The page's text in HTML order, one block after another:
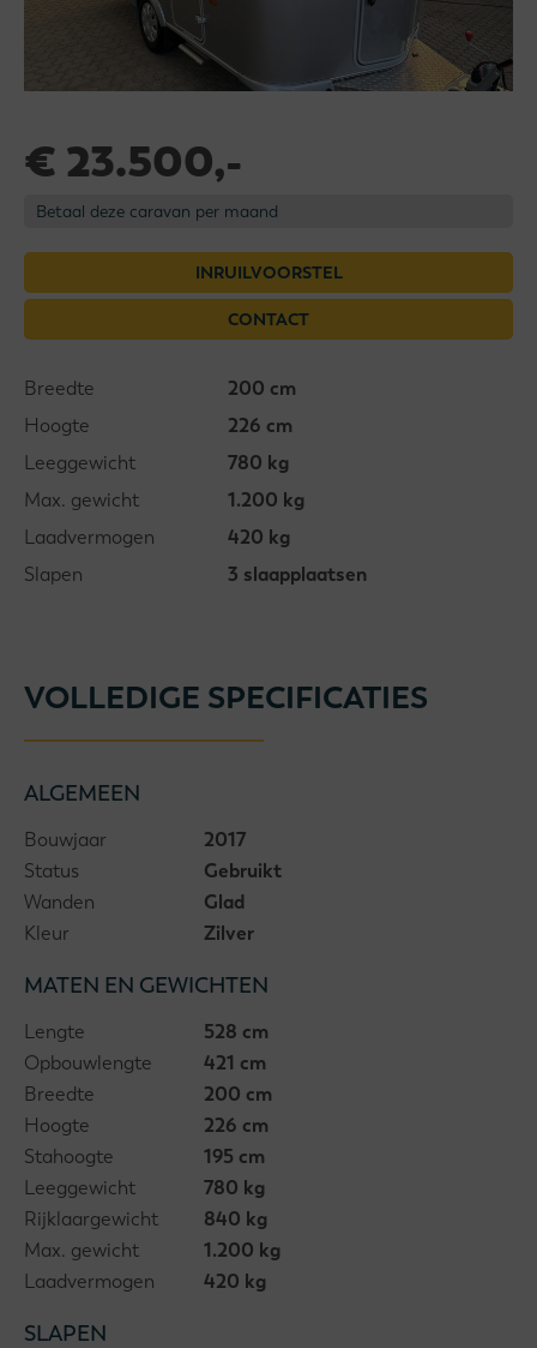
€ 23.500,-
Betaal deze caravan per maand
INRUILVOORSTEL
CONTACT
Breedte
200 cm
Hoogte
226 cm
Leeggewicht
780 kg
Max. gewicht
1.200 kg
Laadvermogen
420 kg
Slapen
3 slaapplaatsen
VOLLEDIGE SPECIFICATIES
ALGEMEEN
Bouwjaar
2017
Status
Gebruikt
Wanden
Glad
Kleur
Zilver
MATEN EN GEWICHTEN
Lengte
528 cm
Opbouwlengte
421 cm
Breedte
200 cm
Hoogte
226 cm
Stahoogte
195 cm
Leeggewicht
780 kg
Rijklaargewicht
840 kg
Max. gewicht
1.200 kg
Laadvermogen
420 kg
SLAPEN